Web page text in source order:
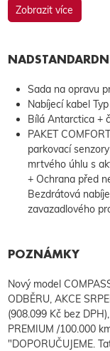
Zobrazit více
Sada na opravu
Nabíjecí kabel
Bílá Antarctica +
PAKET
parkovací
mrtvého úhlu s
+ Ochrana před
Bezdrátová
zavazadlového
POZNÁMKY
Nový model
ODBĚRU, AKCE
(908.099 Kč bez
PREMIUM /100.000
"DOPORUČUJEME.